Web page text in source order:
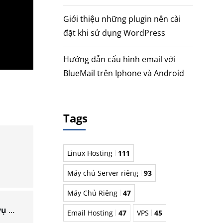
Hướng dẫn tạo tài khoản con trên gói dịch vụ SEO Hosting
Giới thiệu những plugin nên cài
đặt khi sử dụng WordPress
Hướng dẫn cấu hình email với
BlueMail trên Iphone và Android
Tags
Linux Hosting 111
Máy chủ Server riêng 93
Máy Chủ Riêng 47
Email Hosting 47 VPS 45